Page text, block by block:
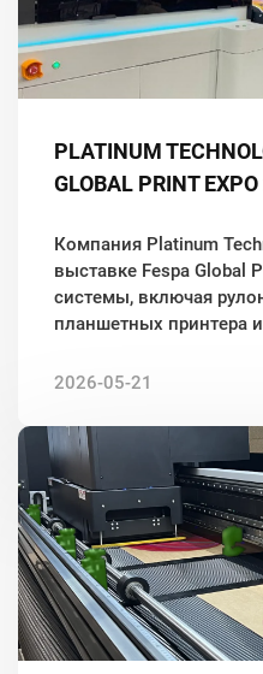
PLATINUM
GLOBAL PRINT
Компания Platinum
выставке Fespa Global
системы, включая
планшетных принтера
2026-05-21